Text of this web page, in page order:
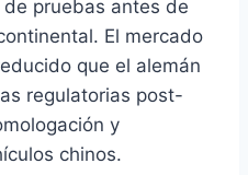
pruebas antes de
El mercado
que el alemán
regulatorias post-
y
chinos.